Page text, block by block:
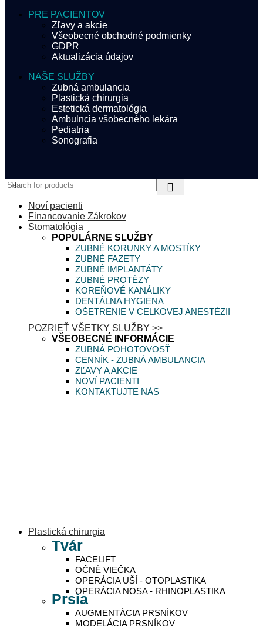
PRE PACIENTOV
Zľavy a akcie
Všeobecné obchodné podmienky
GDPR
Aktualizácia údajov
NAŠE SLUŽBY
Zubná ambulancia
Plastická chirurgia
Estetická dermatológia
Ambulncia všobecného lekára
Pediatria
Sonografia
Noví pacienti
Financovanie Zákrokov
Stomatológia
POPULÁRNE SLUŽBY
ZUBNÉ KORUNKY A MOSTÍKY
ZUBNÉ FAZETY
ZUBNÉ IMPLANTÁTY
ZUBNÉ PROTÉZY
KOREŇOVÉ KANÁLIKY
DENTÁLNA HYGIENA
OŠETRENIE V CELKOVEJ ANESTÉZII
POZRIEŤ VŠETKY SLUŽBY >>
VŠEOBECNÉ INFORMÁCIE
ZUBNÁ POHOTOVOSŤ
CENNÍK - ZUBNÁ AMBULANCIA
ZĽAVY A AKCIE
NOVÍ PACIENTI
KONTAKTUJTE NÁS
Plastická chirurgia
Tvár
FACELIFT
OČNÉ VIEČKA
OPERÁCIA UŠÍ - OTOPLASTIKA
OPERÁCIA NOSA - RHINOPLASTIKA
Prsia
AUGMENTÁCIA PRSNÍKOV
MODELÁCIA PRSNÍKOV